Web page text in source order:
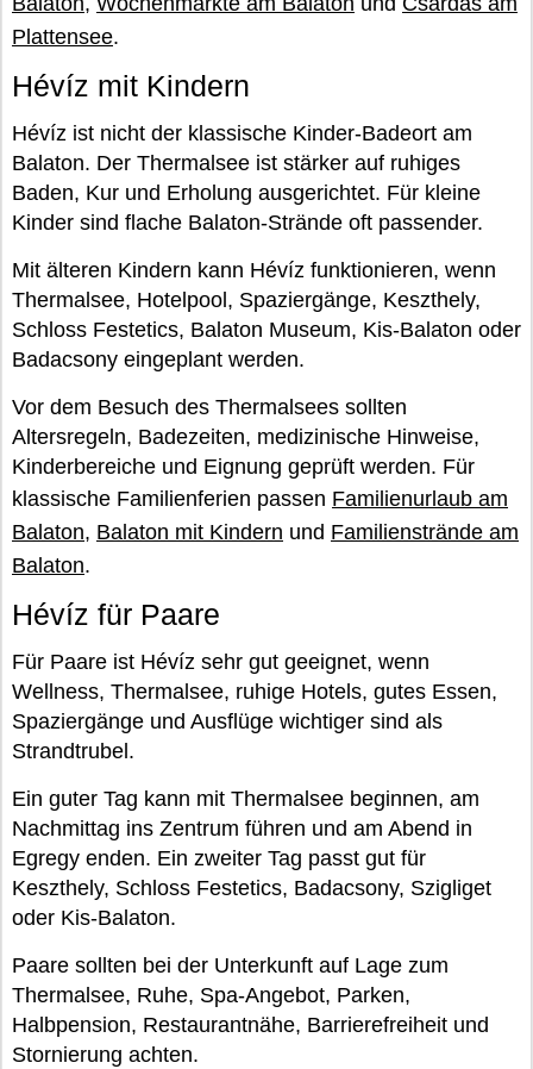
Plattensee.
Hévíz mit Kindern
Hévíz ist nicht der klassische Kinder-Badeort am
Balaton. Der Thermalsee ist stärker auf ruhiges
Baden, Kur und Erholung ausgerichtet. Für kleine
Kinder sind flache Balaton-Strände oft passender.
Mit älteren Kindern kann Hévíz funktionieren, wenn
Thermalsee, Hotelpool, Spaziergänge, Keszthely,
Schloss Festetics, Balaton Museum, Kis-Balaton oder
Badacsony eingeplant werden.
Vor dem Besuch des Thermalsees sollten
Altersregeln, Badezeiten, medizinische Hinweise,
Kinderbereiche und Eignung geprüft werden. Für
klassische Familienferien passen Familienurlaub am
Balaton, Balaton mit Kindern und Familienstrände am
Balaton.
Hévíz für Paare
Für Paare ist Hévíz sehr gut geeignet, wenn
Wellness, Thermalsee, ruhige Hotels, gutes Essen,
Spaziergänge und Ausflüge wichtiger sind als
Strandtrubel.
Ein guter Tag kann mit Thermalsee beginnen, am
Nachmittag ins Zentrum führen und am Abend in
Egregy enden. Ein zweiter Tag passt gut für
Keszthely, Schloss Festetics, Badacsony, Szigliget
oder Kis-Balaton.
Paare sollten bei der Unterkunft auf Lage zum
Thermalsee, Ruhe, Spa-Angebot, Parken,
Halbpension, Restaurantnähe, Barrierefreiheit und
Stornierung achten.